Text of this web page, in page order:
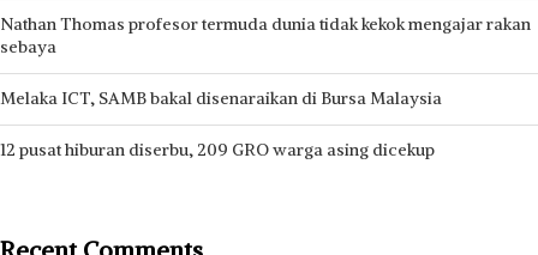
Nathan Thomas profesor termuda dunia tidak kekok mengajar rakan
sebaya
Melaka ICT, SAMB bakal disenaraikan di Bursa Malaysia
12 pusat hiburan diserbu, 209 GRO warga asing dicekup